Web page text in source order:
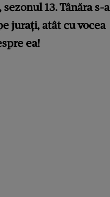
13. Tânăra s-a
jurați, atât cu vocea
ea!